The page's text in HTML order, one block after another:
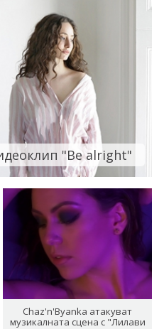
"Be alright"
Chaz'n'Byanka атакуват
музикалната сцена с "Лилави